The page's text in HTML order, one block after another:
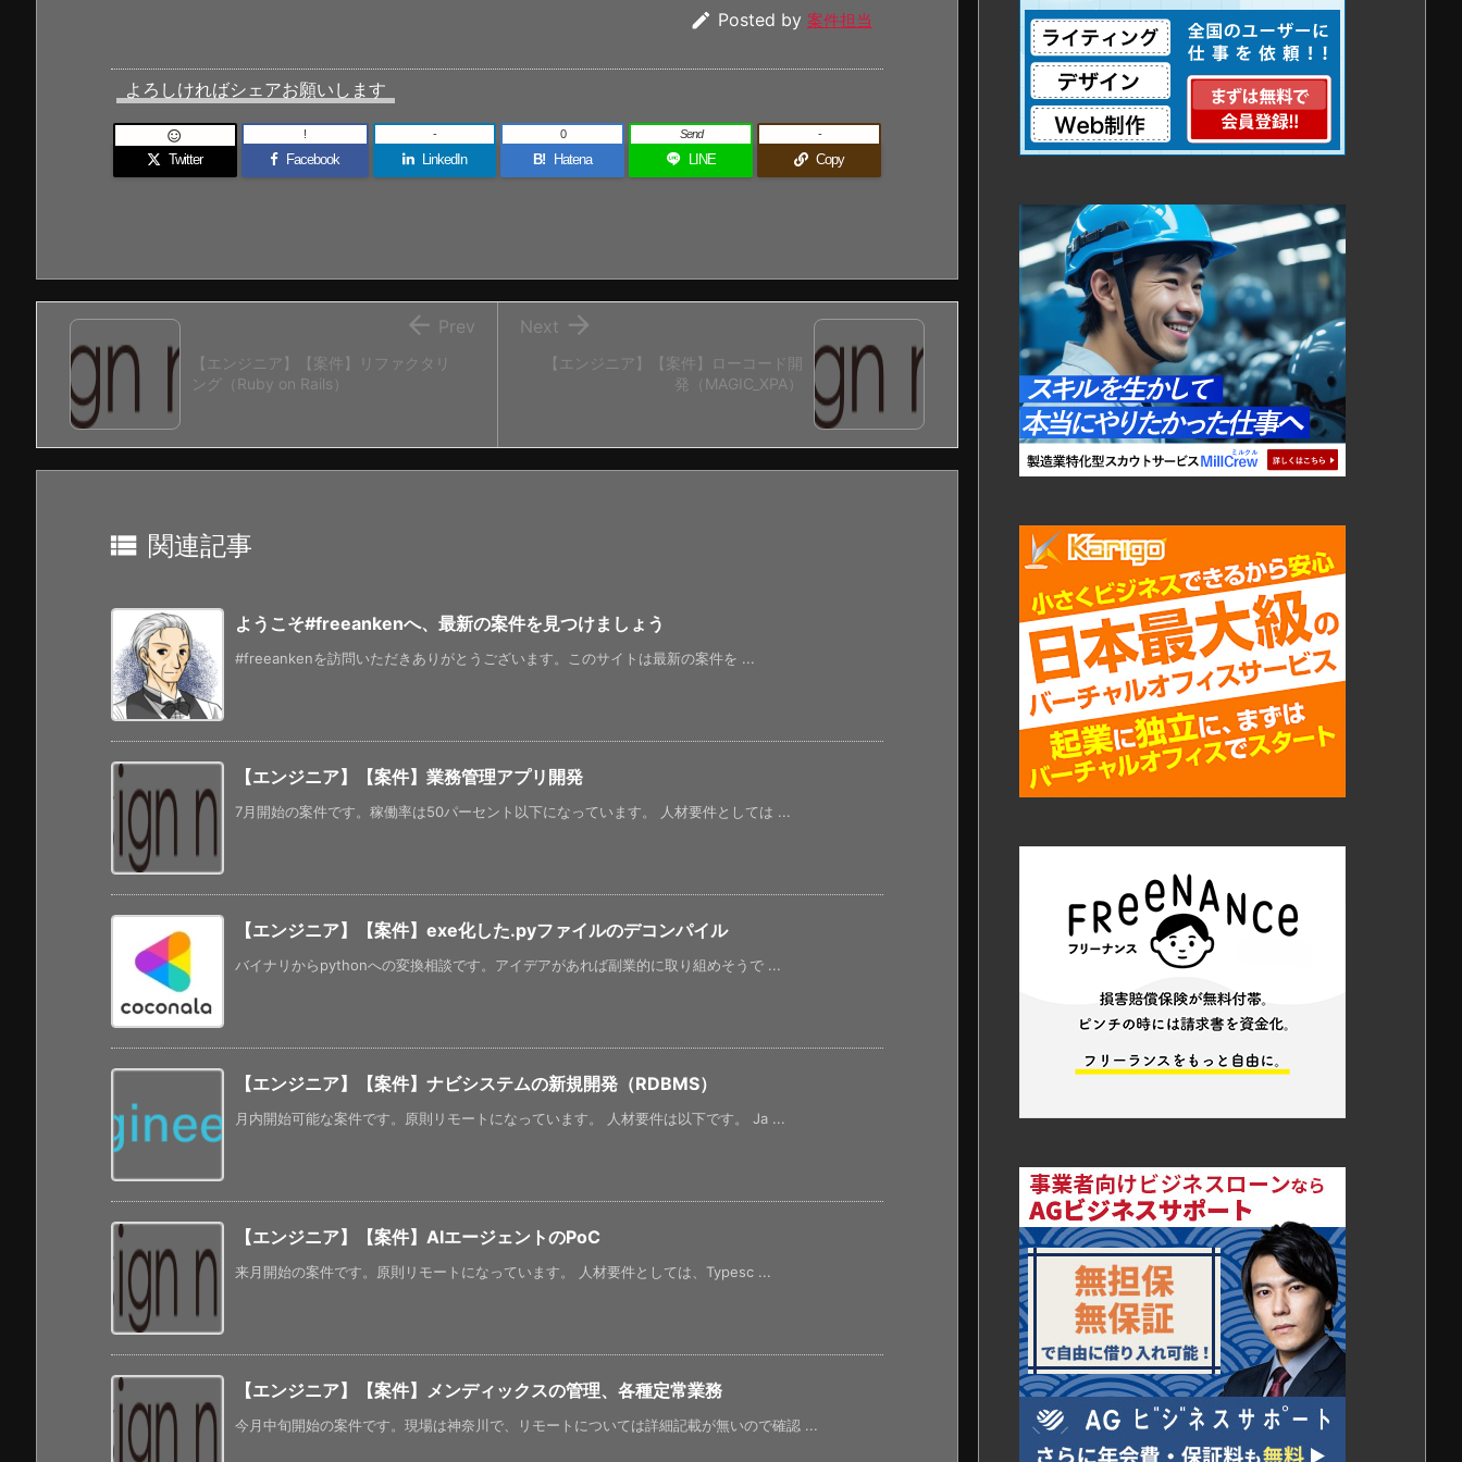
 Posted by 案件担当
よろしければシェアお願いします
Twitter

Facebook
!
LinkedIn
-
B! Hatena
0
LINE
Send
Copy
-
【エンジニア】【案件】ローコード開
発（MAGIC_XPA）

Next
【エンジニア】【案件】リファクタリ
ング（Ruby on Rails）
 Prev
 関連記事
ようこそ#freeankenへ、最新の案件を見つけましょう
#freeankenを訪問いただきありがとうございます。このサイトは最新の案件を ...
【エンジニア】【案件】業務管理アプリ開発
7月開始の案件です。稼働率は50パーセント以下になっています。 人材要件としては ...
【エンジニア】【案件】exe化した.pyファイルのデコンパイル
バイナリからpythonへの変換相談です。アイデアがあれば副業的に取り組めそうで ...
【エンジニア】【案件】ナビシステムの新規開発（RDBMS）
月内開始可能な案件です。原則リモートになっています。 人材要件は以下です。 Ja ...
【エンジニア】【案件】AIエージェントのPoC
来月開始の案件です。原則リモートになっています。 人材要件としては、Typesc ...
【エンジニア】【案件】メンディックスの管理、各種定常業務
今月中旬開始の案件です。現場は神奈川で、リモートについては詳細記載が無いので確認 ...